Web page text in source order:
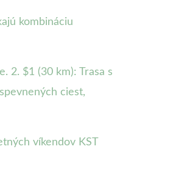
kombináciu
2. $1 (30 km): Trasa s
ciest,
víkendov KST